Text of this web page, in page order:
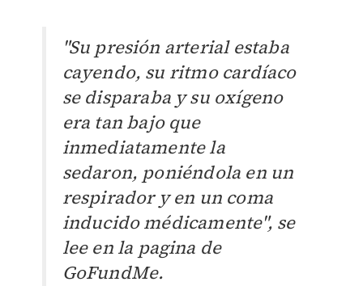
"Su presión arterial estaba
cayendo, su ritmo cardíaco
se disparaba y su oxígeno
era tan bajo que
inmediatamente la
sedaron, poniéndola en un
respirador y en un coma
inducido médicamente", se
lee en la pagina de
GoFundMe.